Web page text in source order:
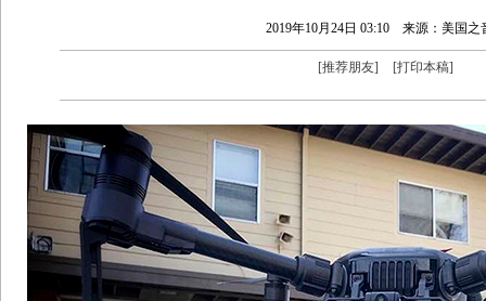
2019年10月24日 03:10 来源：美国之
[推荐朋友] [打印本稿]